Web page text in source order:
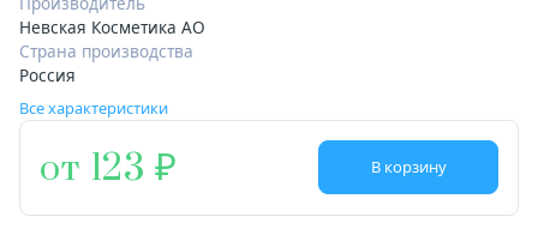
Невская Косметика АО
Страна производства
Россия
Все характеристики
от 123 В корзину